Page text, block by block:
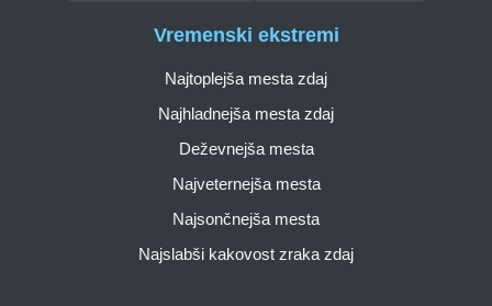
Vremenski ekstremi
Najtoplejša mesta zdaj
Najhladnejša mesta zdaj
Deževnejša mesta
Najveternejša mesta
Najsončnejša mesta
Najslabši kakovost zraka zdaj